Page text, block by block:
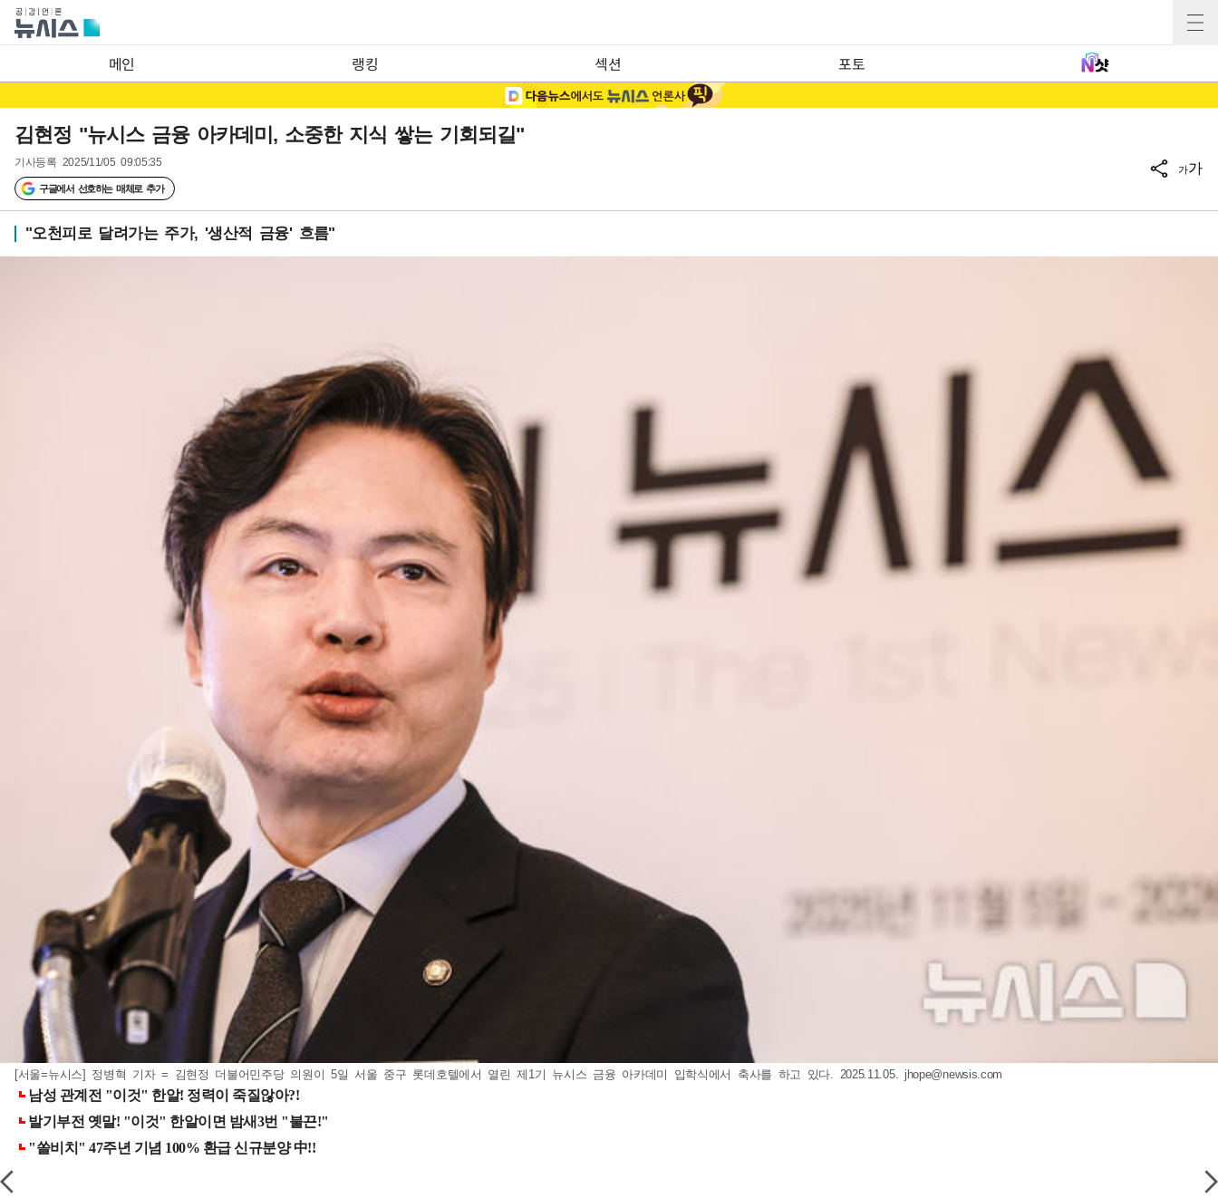
메인 랭킹 섹션 포토
김현정 "뉴시스 금융 아카데미, 소중한 지식 쌓는 기회되길"
기사등록 2025/11/05 09:05:35
구글에서 선호하는 매체로 추가
가가
"오천피로 달려가는 주가, '생산적 금융' 흐름"
[서울=뉴시스] 정병혁 기자 = 김현정 더불어민주당 의원이 5일 서울 중구 롯데호텔에서 열린 제1기 뉴시스 금융 아카데미 입학식에서 축사를 하고 있다. 2025.11.05. jhope@newsis.com